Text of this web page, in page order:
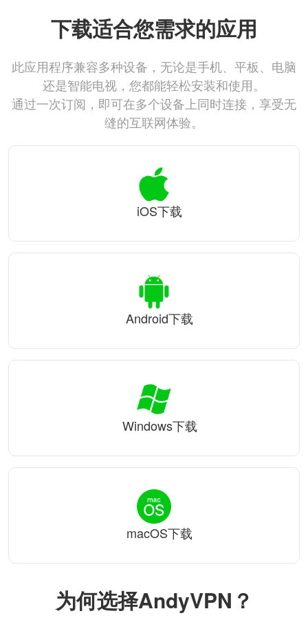
为何选择AndyVPN？
下载适合您需求的应用
此应用程序兼容多种设备，无论是手机、平板、电脑
还是智能电视，您都能轻松安装和使用。
通过一次订阅，即可在多个设备上同时连接，享受无
缝的互联网体验。
iOS下载
Android下载
Windows下载
macOS下载